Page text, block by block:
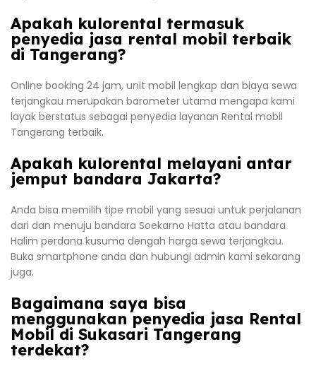
Apakah kulorental termasuk
penyedia jasa rental mobil terbaik
di Tangerang?
Online booking 24 jam, unit mobil lengkap dan biaya sewa
terjangkau merupakan barometer utama mengapa kami
layak berstatus sebagai penyedia layanan Rental mobil
Tangerang terbaik.
Apakah kulorental melayani antar
jemput bandara Jakarta?
Anda bisa memilih tipe mobil yang sesuai untuk perjalanan
dari dan menuju bandara Soekarno Hatta atau bandara
Halim perdana kusuma dengah harga sewa terjangkau.
Buka smartphone anda dan hubungi admin kami sekarang
juga.
Bagaimana saya bisa
menggunakan penyedia jasa Rental
Mobil di Sukasari Tangerang
terdekat?